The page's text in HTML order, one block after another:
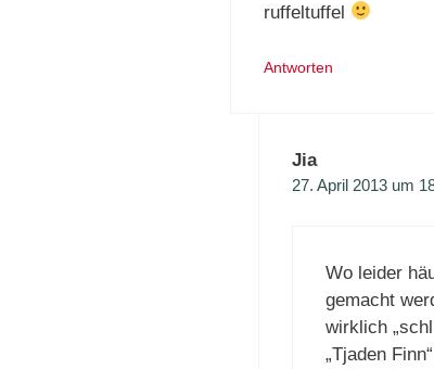
ruffeltuffel
Antworten
Jia
27. April 2013 um
Wo leider
gemacht
wirklich
„Tjaden